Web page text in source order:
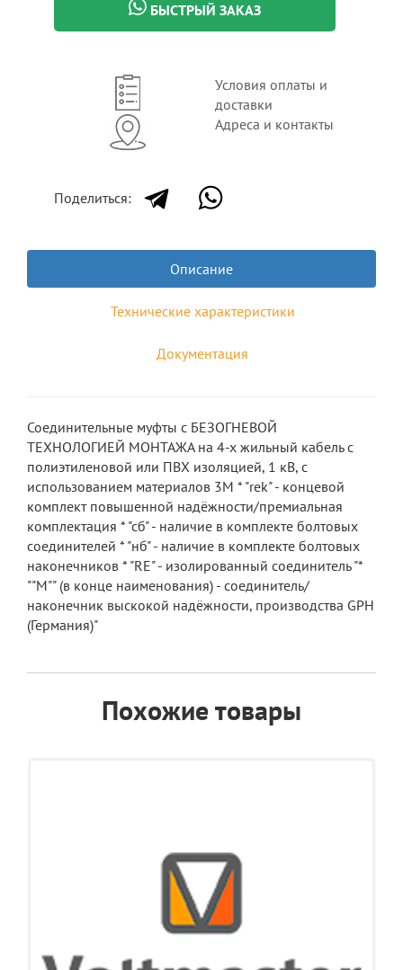
БЫСТРЫЙ ЗАКАЗ
Условия оплаты и
доставки
Адреса и контакты
Поделиться:
Описание
Технические характеристики
Документация
Соединительные муфты с БЕЗОГНЕВОЙ
ТЕХНОЛОГИЕЙ МОНТАЖА на 4-х жильный кабель с
полиэтиленовой или ПВХ изоляцией, 1 кВ, с
использованием материалов 3М * "rek" - концевой
комплект повышенной надёжности/премиальная
комплектация * "сб" - наличие в комплекте болтовых
соединителей * "нб" - наличие в комплекте болтовых
наконечников * "RE" - изолированный соединитель "*
""М"" (в конце наименования) - соединитель/
наконечник выскокой надёжности, производства GPH
(Германия)"
Похожие товары